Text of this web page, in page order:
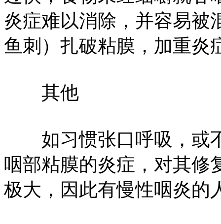
炎症难以消除，并容易被
鱼刺）扎破粘膜，加重炎
其他
如习惯张口呼吸，或
咽部粘膜的炎症，对其修
极大，因此有慢性咽炎的